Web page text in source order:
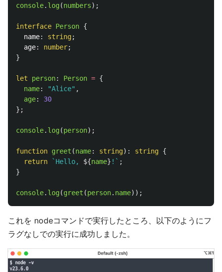
console. log(numbers);
interface Person {
name: string;
age: number;
}
let person: Person = {
name: "Alice" ,
age:
30
};
console. log(person);
function greet (name: string): string {
return
`Hello, ${name} !` ;
}
console. log(greet (person. name));
これを nodeコマンドで実行したところ、以下のようにフ
ラグなしでの実行に成功しました。